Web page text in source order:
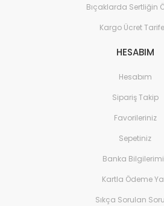
Bıçaklarda Sertliğin
Kargo Ücret
HESABIM
Hesabım
Sipariş Takip
Favorileriniz
Sepetiniz
Banka
Kartla Ödeme
Sıkça Sorulan